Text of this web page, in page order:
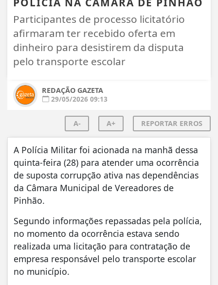
Participantes de processo licitatório
afirmaram ter recebido oferta em
dinheiro para desistirem da disputa
pelo transporte escolar
REDAÇÃO GAZETA
29/05/2026 09:13
A- A+ REPORTAR ERROS
A Polícia Militar foi acionada na manhã dessa
quinta-feira (28) para atender uma ocorrência
de suposta corrupção ativa nas dependências
da Câmara Municipal de Vereadores de
Pinhão.
Segundo informações repassadas pela polícia,
no momento da ocorrência estava sendo
realizada uma licitação para contratação de
empresa responsável pelo transporte escolar
no município.